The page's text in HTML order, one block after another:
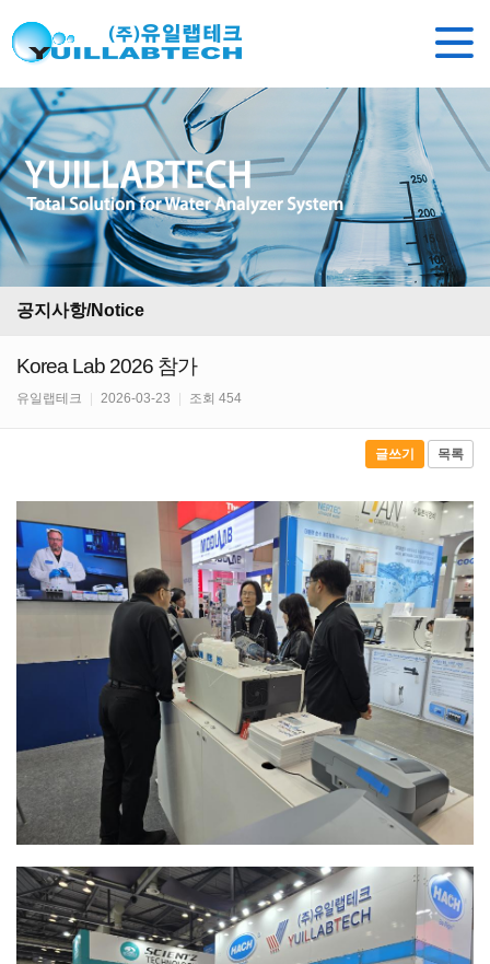
공지사항/Notice
Korea Lab 2026 참가
유일랩테크 2026-03-23 조회 454
글쓰기 목록